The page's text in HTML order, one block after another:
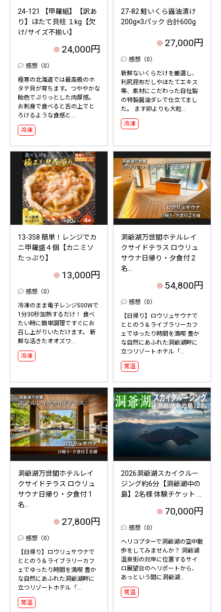
24-121 【甲羅組】【訳あ
り】ほたて貝柱 １kg【欠
け/サイズ不揃い】
24,000円
感想（0）
極寒の北海道では最高級のホ
タテ貝が育ちます。つややかな
飴色でぷりっとした肉厚感。
お刺身で食べると舌の上でと
ろけるような食感と...
冷凍
27-82 鮭いくら醤油漬け
200g×3パック 合計600g
27,000円
感想（0）
新鮮ないくらだけを厳選し、
利尻昆布だしやほたてエキス
等、素材にこだわった自社製
の特製醤油ダレで仕立てまし
た。 ます卵よりも大粒...
冷凍
13-358 簡単！レンジでカ
ニ甲羅盛４個【カニミソ
たっぷり】
13,000円
感想（0）
冷凍のまま電子レンジ500Wで
1分30秒加熱するだけ！ 食べ
たい時に簡単調理ですぐにお
召し上がりいただけます。 新
鮮な活きたオオズワ...
冷凍
洞爺湖万世閣ホテルレイ
クサイドテラス ロウリュ
サウナ日帰り・夕食付 2
名...
54,800円
感想（0）
【日帰り】ロウリュサウナで
ととのう＆ライブラリーカフ
ェでゆったり時間を満喫 豊か
な自然にあふれた洞爺湖畔に
立つリゾートホテル「...
常温
洞爺湖万世閣ホテルレイ
クサイドテラス ロウリュ
サウナ日帰り・夕食付 1
名...
27,800円
感想（0）
【日帰り】ロウリュサウナで
ととのう＆ライブラリーカフ
ェでゆったり時間を満喫 豊か
な自然にあふれた洞爺湖畔に
立つリゾートホテル「...
常温
2026洞爺湖スカイクルー
ジング約6分【洞爺湖中の
島】2名様 体験チケット ...
70,000円
感想（0）
ヘリコプターで洞爺湖の空中散
歩をしてみませんか？ 洞爺湖
温泉街の対岸に位置するサイ
ロ展望台のヘリポートから、
あっという間に洞爺湖...
常温